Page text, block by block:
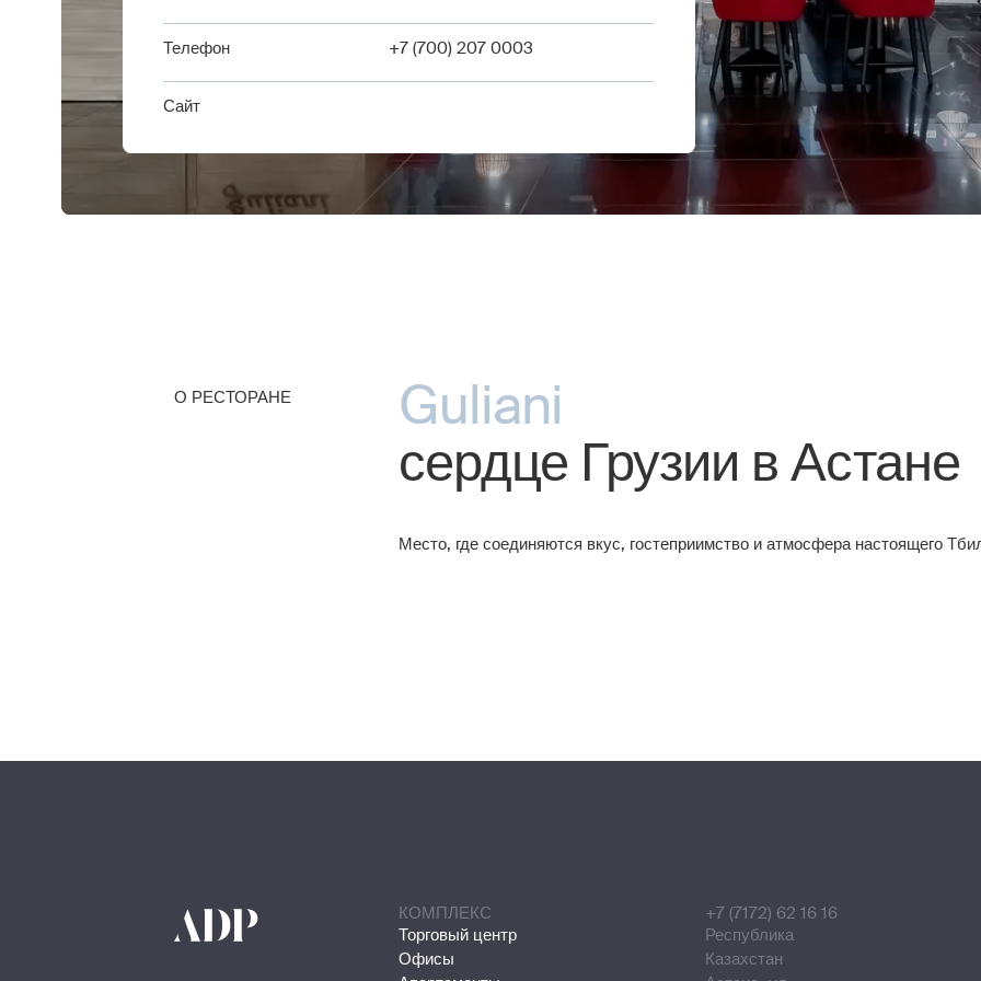
Телефон +7 (700) 207 0003
Сайт
О РЕСТОРАНЕ
Guliani
сердце Грузии в Астане
Место, где соединяются вкус, гостеприимство и атмосфера настоящего
КОМПЛЕКС
Торговый центр
Офисы
+7 (7172) 62 16 16
Республика
Казахстан